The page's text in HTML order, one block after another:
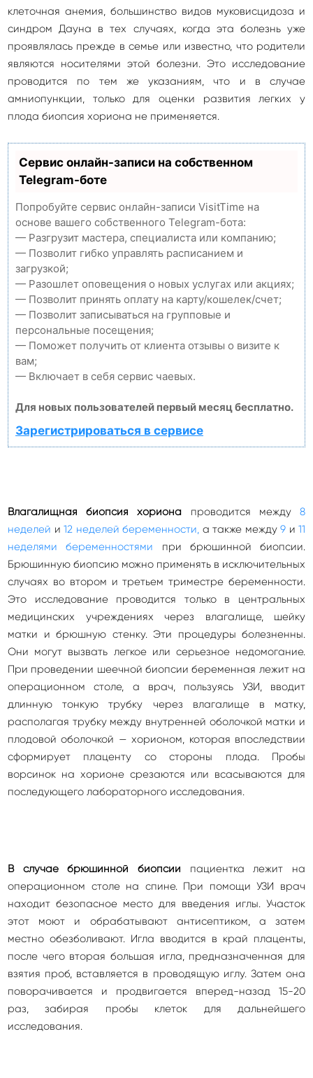
клеточная анемия, большинство видов муковисцидоза и
синдром Дауна в тех случаях, когда эта болезнь уже
проявлялась прежде в семье или известно, что родители
являются носителями этой болезни. Это исследование
проводится по тем же указаниям, что и в случае
амниопункции, только для оценки развития легких у
плода биопсия хориона не применяется.
Сервис онлайн-записи на собственном
Telegram-боте
Попробуйте сервис онлайн-записи VisitTime на
основе вашего собственного Telegram-бота:
— Разгрузит мастера, специалиста или компанию;
— Позволит гибко управлять расписанием и
загрузкой;
— Разошлет оповещения о новых услугах или акциях;
— Позволит принять оплату на карту/кошелек/счет;
— Позволит записываться на групповые и
персональные посещения;
— Поможет получить от клиента отзывы о визите к
вам;
— Включает в себя сервис чаевых.
Для новых пользователей первый месяц бесплатно.
Зарегистрироваться в сервисе
Влагалищная биопсия хориона проводится между8
неделей и 12 неделей беременности, а также между 9 и 11
неделями беременностями при брюшинной биопсии.
Брюшинную биопсию можно применять в исключительных
случаях во втором и третьем триместре беременности.
Это исследование проводится только в центральных
медицинских учреждениях через влагалище, шейку
матки и брюшную стенку. Эти процедуры болезненны.
Они могут вызвать легкое или серьезное недомогание.
При проведении шеечной биопсии беременная лежит на
операционном столе, а врач, пользуясь УЗИ, вводит
длинную тонкую трубку через влагалище в матку,
располагая трубку между внутренней оболочкой матки и
плодовой оболочкой — хорионом, которая впоследствии
сформирует плаценту со стороны плода. Пробы
ворсинок на хорионе срезаются или всасываются для
последующего лабораторного исследования.
В случае брюшинной биопсии пациентка лежит на
операционном столе на спине. При помощи УЗИ врач
находит безопасное место для введения иглы. Участок
этот моют и обрабатывают антисептиком, а затем
местно обезболивают. Игла вводится в край плаценты,
после чего вторая большая игла, предназначенная для
взятия проб, вставляется в проводящую иглу. Затем она
поворачивается и продвигается вперед-назад 15-20
раз, забирая пробы клеток для дальнейшего
исследования.